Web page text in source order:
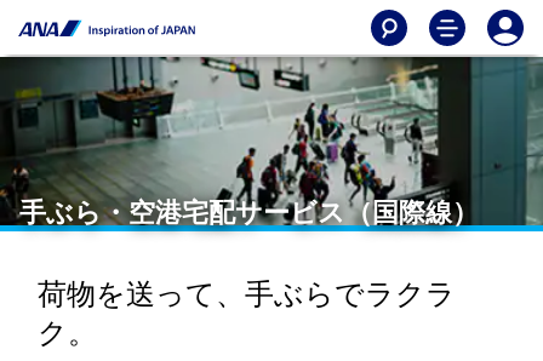
手ぶら・空港宅配サービス（国際線）
荷物を送って、手ぶらでラクラ
ク。